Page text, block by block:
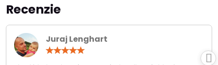
Recenzie
Juraj Lenghart
/